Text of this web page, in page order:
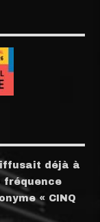
déjà à
fréquence
« CINQ